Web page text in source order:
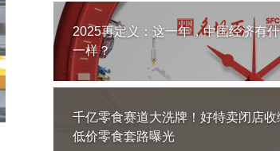
2025再定义：这一年，中国经济有
一样？
千亿零食赛道大洗牌！好特卖闭店收
低价零食套路曝光